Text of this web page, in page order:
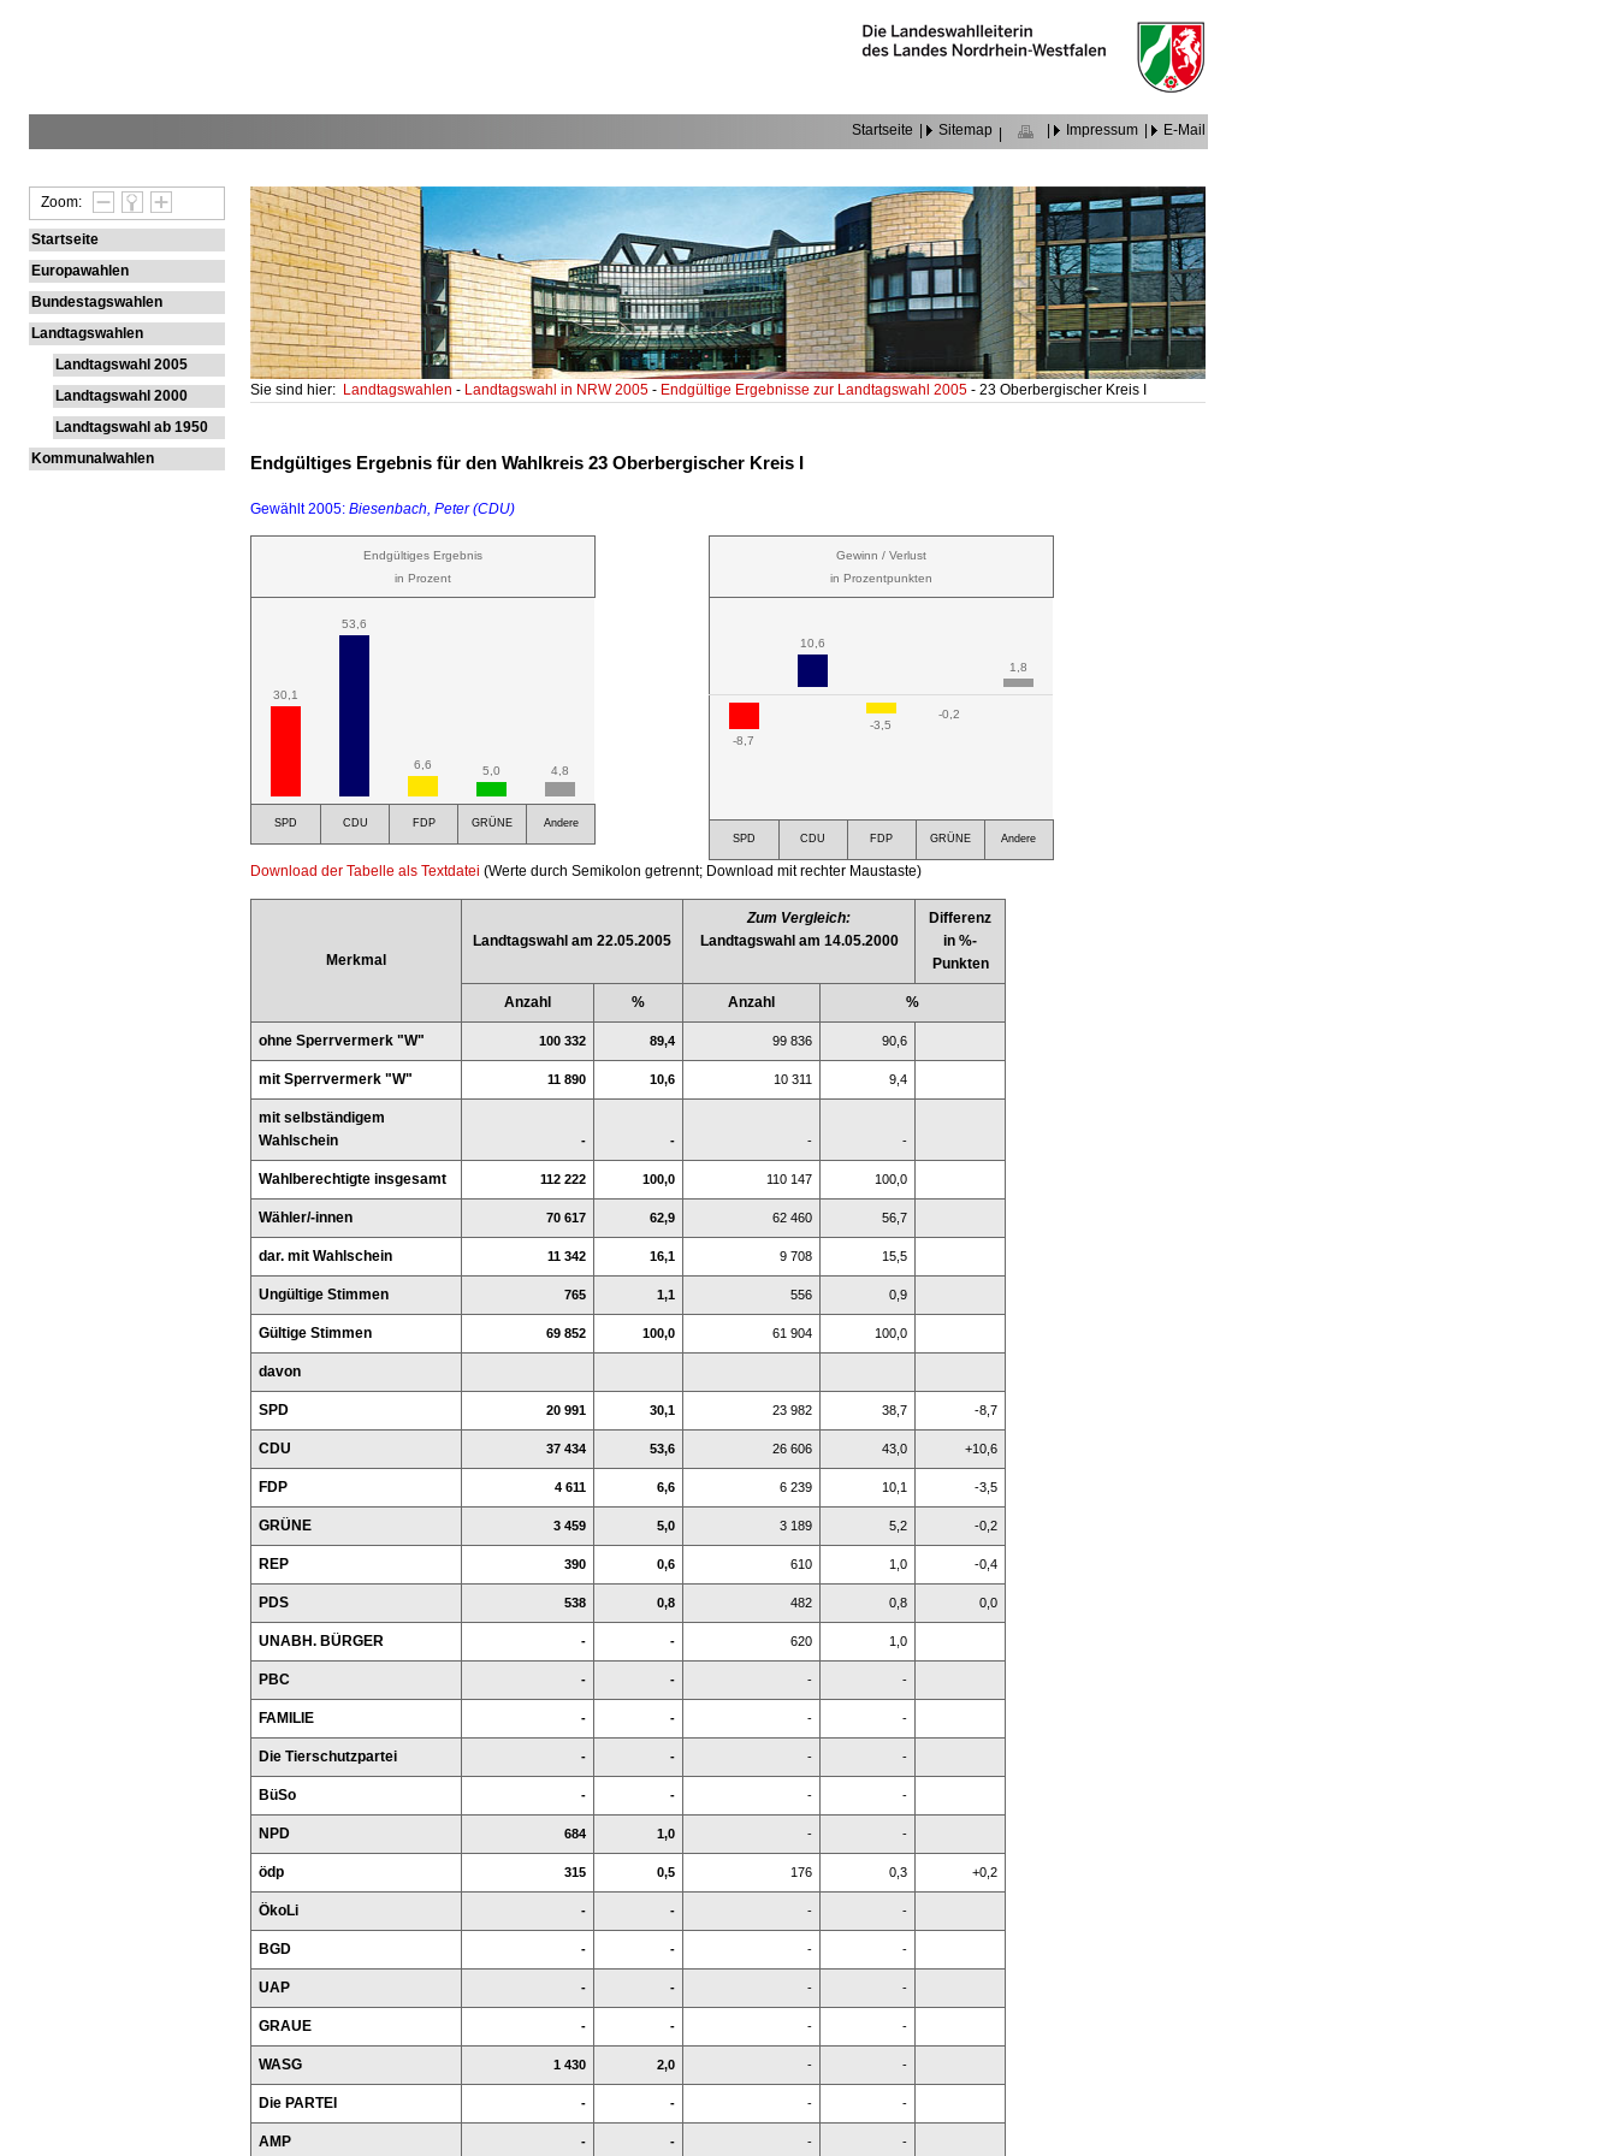
Startseite Sitemap Impressum E-Mail
Zoom:
Startseite
Europawahlen
Bundestagswahlen
Landtagswahlen
Landtagswahl 2005
Landtagswahl 2000
Landtagswahl ab 1950
Kommunalwahlen
Sie sind hier: Landtagswahlen- Landtagswahl in NRW 2005- Endgültige Ergebnisse zur Landtagswahl 2005- 23 Oberbergischer Kreis I
Endgültiges Ergebnis für den Wahlkreis 23 Oberbergischer Kreis I
Gewählt 2005:Biesenbach, Peter (CDU)
Endgültiges Ergebnis
in Prozent
30,1
53,6
6,6 5,0 4,8
SPD CDU FDP GRÜNE Andere
Gewinn / Verlust
in Prozentpunkten
10,6
1,8
-8,7
-3,5
-0,2
SPD CDU FDP GRÜNE Andere
Download der Tabelle als Textdatei (Werte durch Semikolon getrennt; Download mit rechter Maustaste)
Merkmal
Landtagswahl am 22.05.2005
Zum Vergleich:
Landtagswahl am 14.05.2000
Differenz
in %-
Punkten
Anzahl % Anzahl %
ohne Sperrvermerk "W" 100 332 89,4 99 836 90,6
mit Sperrvermerk "W" 11 890 10,6 10 311 9,4
mit selbständigem
Wahlschein
- - - -
Wahlberechtigte insgesamt 112 222 100,0 110 147 100,0
Wähler/-innen 70 617 62,9 62 460 56,7
dar. mit Wahlschein 11 342 16,1 9 708 15,5
Ungültige Stimmen 765 1,1 556 0,9
Gültige Stimmen 69 852 100,0 61 904 100,0
davon
SPD 20 991 30,1 23 982 38,7 -8,7
CDU 37 434 53,6 26 606 43,0 +10,6
FDP 4 611 6,6 6 239 10,1 -3,5
GRÜNE 3 459 5,0 3 189 5,2 -0,2
REP 390 0,6 610 1,0 -0,4
PDS 538 0,8 482 0,8 0,0
UNABH. BÜRGER - - 620 1,0
PBC - - - -
FAMILIE - - - -
Die Tierschutzpartei - - - -
BüSo - - - -
NPD 684 1,0 - -
ödp 315 0,5 176 0,3 +0,2
ÖkoLi - - - -
BGD - - - -
UAP - - - -
GRAUE - - - -
WASG 1 430 2,0 - -
Die PARTEI - - - -
AMP - - - -